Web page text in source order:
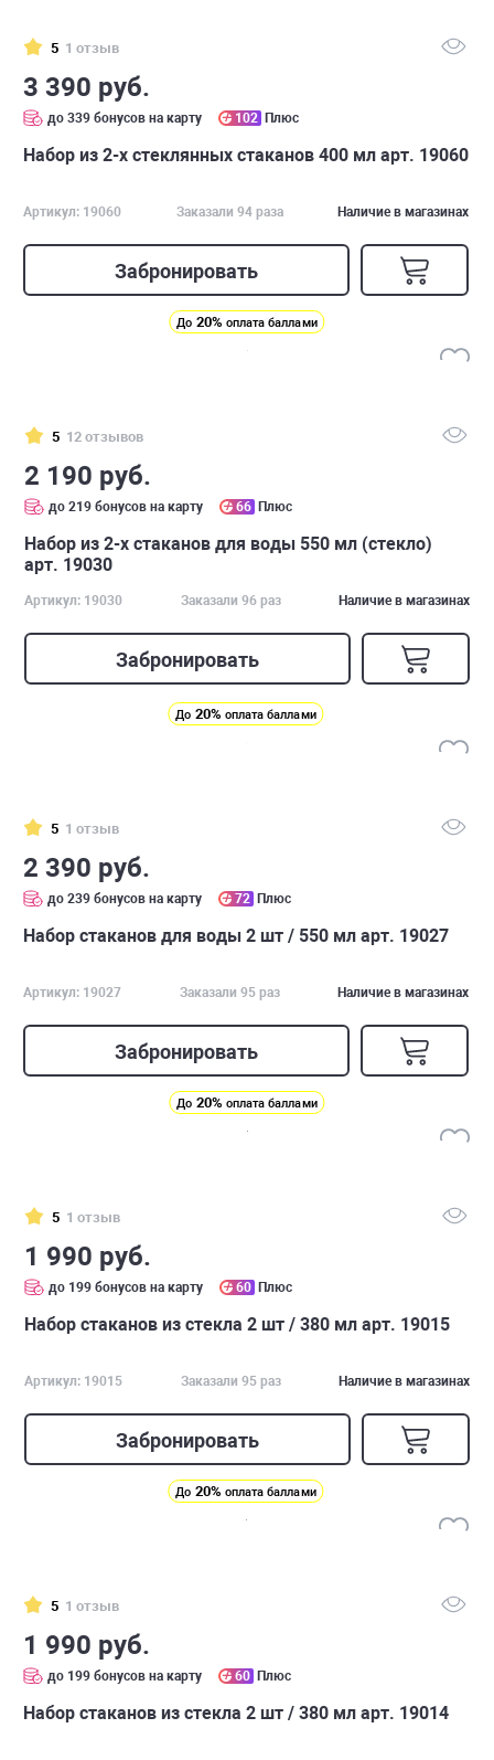
5 1 отзыв
3 390 руб.
до 339 бонусов на карту 102 Плюс
Набор из 2-х стеклянных стаканов 400 мл арт. 19060
Артикул: 19060 Заказали 94 раза Наличие в магазинах
Забронировать
До 20% оплата баллами
5 12 отзывов
2 190 руб.
до 219 бонусов на карту 66 Плюс
Набор из 2-х стаканов для воды 550 мл (стекло)
арт. 19030
Артикул: 19030 Заказали 96 раз Наличие в магазинах
Забронировать
До 20% оплата баллами
5 1 отзыв
2 390 руб.
до 239 бонусов на карту 72 Плюс
Набор стаканов для воды 2 шт / 550 мл арт. 19027
Артикул: 19027 Заказали 95 раз Наличие в магазинах
Забронировать
До 20% оплата баллами
5 1 отзыв
1 990 руб.
до 199 бонусов на карту 60 Плюс
Набор стаканов из стекла 2 шт / 380 мл арт. 19015
Артикул: 19015 Заказали 95 раз Наличие в магазинах
Забронировать
До 20% оплата баллами
5 1 отзыв
1 990 руб.
до 199 бонусов на карту 60 Плюс
Набор стаканов из стекла 2 шт / 380 мл арт. 19014